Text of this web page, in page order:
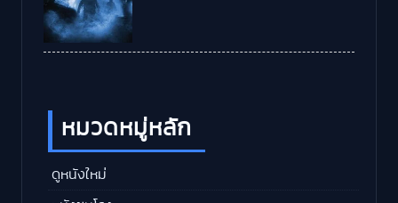
หมวดหมู่หลัก
ดูหนังใหม่